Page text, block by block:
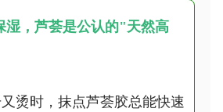
湿，芦荟是公认的"天然高
烫时，抹点芦荟胶总能快速